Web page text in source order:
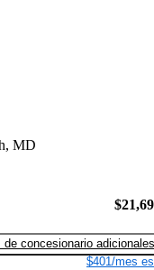
MD
de concesionario adicionales
$401/mes